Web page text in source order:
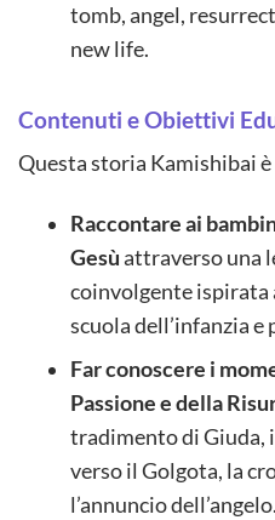
tomb, angel,
new life.
Contenuti e Obiettivi
Questa storia Kamishibai
Raccontare ai
Gesùattraverso una
coinvolgente ispirata
scuola dell’infanzia e
Far conoscere i
Passione e della
tradimento di Giuda,
verso il Golgota, la
l’annuncio dell’angelo.